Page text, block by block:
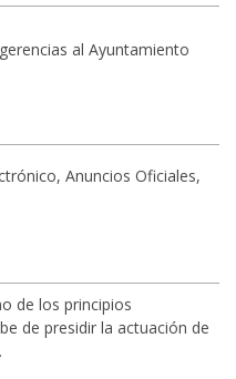
al Ayuntamiento
Anuncios Oficiales,
de los principios
de presidir la actuación de